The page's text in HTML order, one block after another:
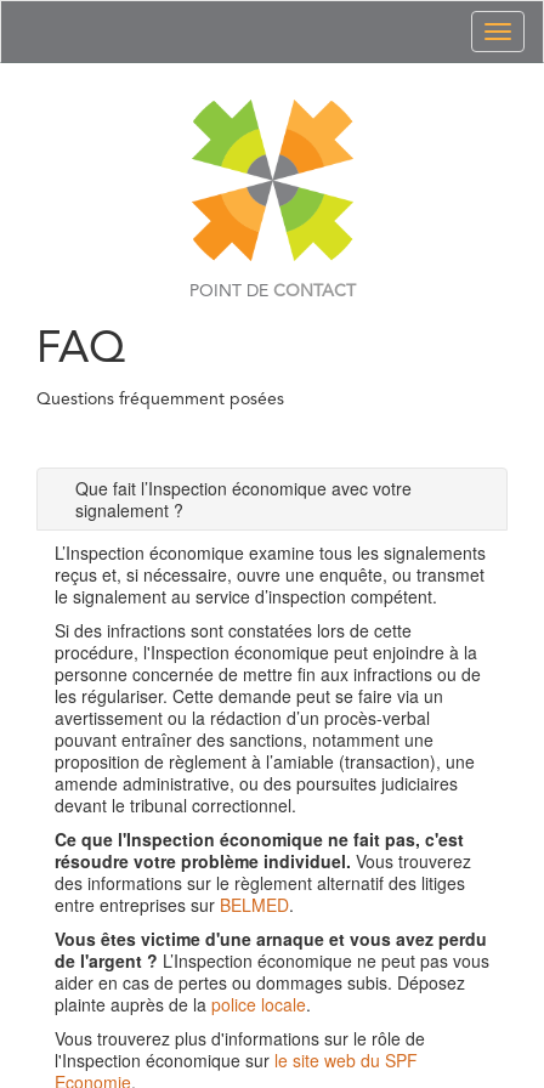
POINT DE CONTACT
FAQ
Questions fréquemment posées
Que fait l’Inspection économique avec votre
signalement ?
L’Inspection économique examine tous les signalements
reçus et, si nécessaire, ouvre une enquête, ou transmet
le signalement au service d’inspection compétent.
Si des infractions sont constatées lors de cette
procédure, l'Inspection économique peut enjoindre à la
personne concernée de mettre fin aux infractions ou de
les régulariser. Cette demande peut se faire via un
avertissement ou la rédaction d’un procès-verbal
pouvant entraîner des sanctions, notamment une
proposition de règlement à l’amiable (transaction), une
amende administrative, ou des poursuites judiciaires
devant le tribunal correctionnel.
Ce que l'Inspection économique ne fait pas, c'est
résoudre votre problème individuel. Vous trouverez
des informations sur le règlement alternatif des litiges
entre entreprises sur BELMED.
Vous êtes victime d'une arnaque et vous avez perdu
de l'argent ? L’Inspection économique ne peut pas vous
aider en cas de pertes ou dommages subis. Déposez
plainte auprès de la police locale.
Vous trouverez plus d'informations sur le rôle de
l'Inspection économique sur le site web du SPF
Economie.